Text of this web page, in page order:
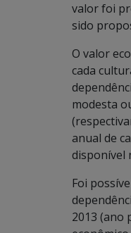
valor foi
sido
O valor
cada
modesta
anual de
disponível
Foi
2013 (ano